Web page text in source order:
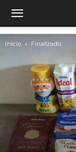
Inicio Finalizado